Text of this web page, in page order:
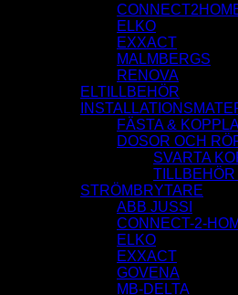
ELKO
EXXACT
MALMBERGS
RENOVA
ELTILLBEHÖR
FÄSTA &
DOSOR OCH
SVARTA
TILLBEHÖR
STRÖMBRYTARE
ABB JUSSI
CONNECT-2-
ELKO
EXXACT
GOVENA
MB-DELTA